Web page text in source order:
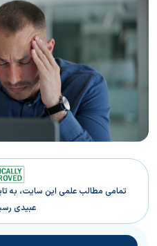
تمامی مطالب علمی این سایت، به
عبیدی